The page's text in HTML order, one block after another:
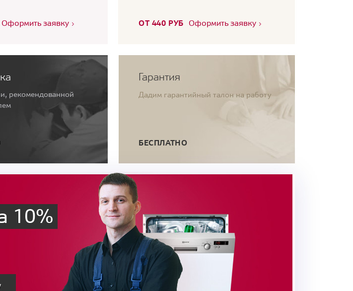
Оформить заявку ОТ 440 РУБ Оформить заявку
рекомендованной
Гарантия
Дадим гарантийный талон на работу
БЕСПЛАТНО
10%